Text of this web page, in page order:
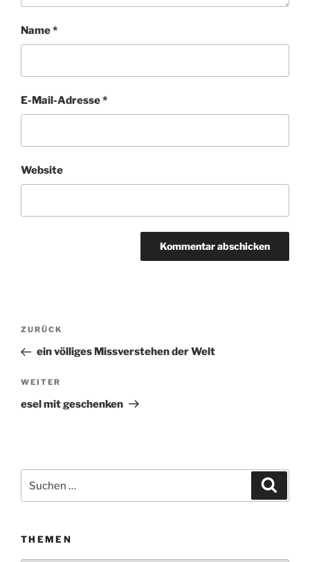
Name*
E-Mail-Adresse*
Website
Beitragsnavigation
Vorheriger
Beitrag
ZURÜCK
ein völliges Missverstehen der Welt
Nächster
Beitrag
WEITER
esel mit geschenken
nach:
THEMEN